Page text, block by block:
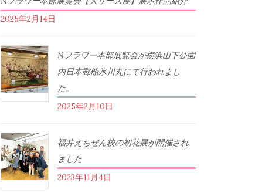
2025年2月14日
Nフラワー本部展覧会が横浜山下公園
内日本郵船氷川丸にて行われまし
た。
2025年2月10日
福井えちぜん校の初花展が開催され
ました
2023年11月4日